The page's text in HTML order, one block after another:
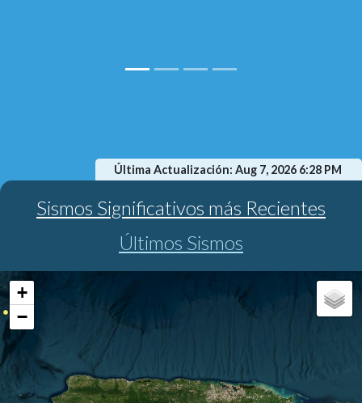
Última Actualización: Aug 7, 2026 6:28 PM
Sismos Significativos más Recientes
Últimos Sismos
+
−